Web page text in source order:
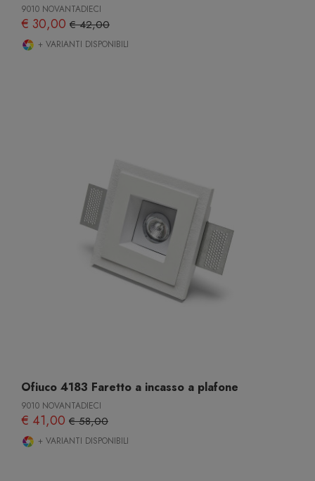
9010 NOVANTADIECI
€ 30,00 € 42,00
+ VARIANTI DISPONIBILI
Ofiuco 4183 Faretto a incasso a plafone
9010 NOVANTADIECI
€ 41,00 € 58,00
+ VARIANTI DISPONIBILI